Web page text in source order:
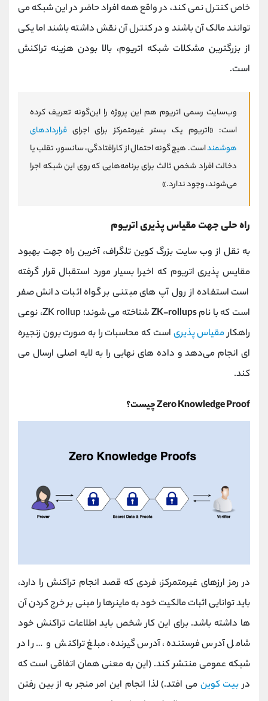
خاص کنترل نمی کند، در واقع همه افراد حاضر در این شبکه می
توانند مالک آن باشند و در کنترل آن نقش داشته باشند اما یکی
از بزرگترین مشکلات شبکه اتریوم، بالا بودن هزینه تراکنش
است.
وب‌سایت رسمی اتریوم هم این پروژه را این‌گونه تعریف کرده
است: «اتریوم یک بستر غیرمتمرکز برای اجرای قراردادهای
هوشمنداست. هیچ‌ گونه احتمال از کارافتادگی، سانسور، تقلب یا
دخالت افراد شخص ثالث برای برنامه‌هایی که روی این شبکه اجرا
می‌شوند، وجود ندارد.»
راه حلی جهت مقیاس پذیری اتریوم
به نقل از وب سایت بزرگ کوین تلگراف، آخرین راه جهت بهبود
مقایس پذیری اتریوم که اخیرا بسیار مورد استقبال قرار گرفته
است استفاده از رول آپ های مبتنی بر گواه اثبات دانش صفر
است که با نامZK-rollups
شناخته می شوند؛ ZK rollup، نوعی
راهکارمقیاس‌ پذیری است که محاسبات را به‌ صورت برون زنجیره‌
ای انجام می‌دهد و داده‌ های نهایی را به لایه اصلی ارسال می‌
کند.
Zero Knowledge Proof چیست؟
در رمز ارزهای غیرمتمرکز، فردی که قصد انجام تراکنش را دارد،
باید توانایی اثبات مالکیت خود به ماینرها را مبنی بر خرج کردن آن
ها داشته باشد. برای این کار شخص باید اطلاعات تراکنش خود
شامل آدرس فرستنده، آدرس گیرنده، مبلغ تراکنش و … را در
شبکه عمومی منتشر کند. (این به معنی همان اتفاقی است که
دربیت کوین می افتد.) لذا انجام این امر منجر به از بین رفتن